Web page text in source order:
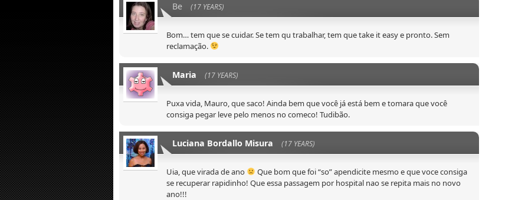
Be (17 YEARS)
Bom… tem que se cuidar. Se tem qu trabalhar, tem que take it easy e pronto. Sem
reclamação.
Maria (17 YEARS)
Puxa vida, Mauro, que saco! Ainda bem que você já está bem e tomara que você
consiga pegar leve pelo menos no comeco! Tudibão.
Luciana Bordallo Misura (17 YEARS)
Uia, que virada de ano
Que bom que foi “so” apendicite mesmo e que voce consiga
se recuperar rapidinho! Que essa passagem por hospital nao se repita mais no novo
ano!!!